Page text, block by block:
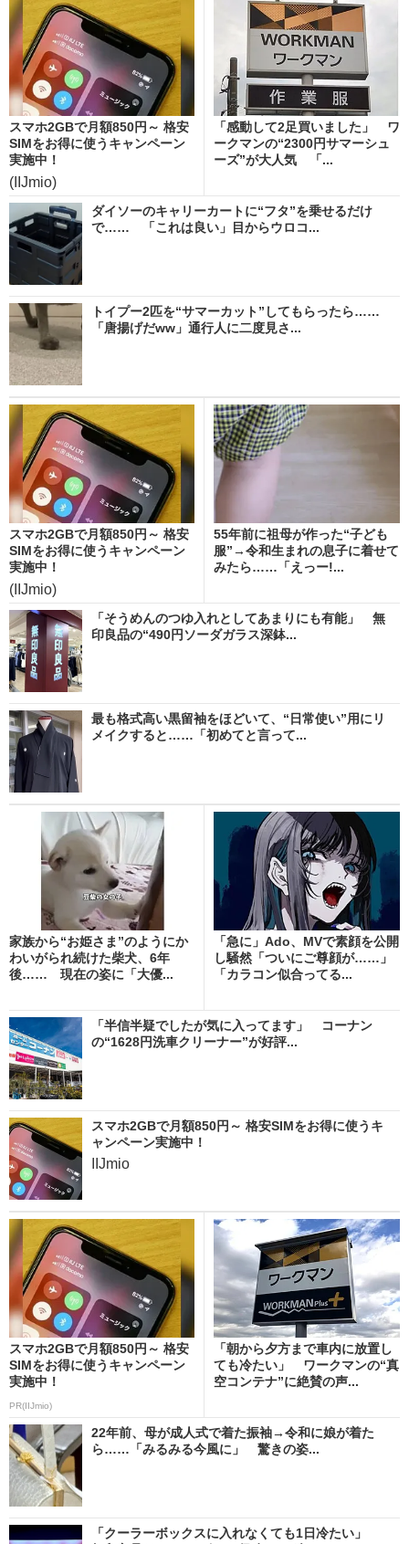
スマホ2GBで月額850円～ 格安
SIMをお得に使うキャンペーン
実施中！
(IIJmio)
「感動して2足買いました」 ワ
ークマンの“2300円サマーシュ
ーズ”が大人気 「...
ダイソーのキャリーカートに“フタ”を乗せるだけ
で…… 「これは良い」目からウロコ...
トイプー2匹を“サマーカット”してもらったら……
「唐揚げだww」通行人に二度見さ...
スマホ2GBで月額850円～ 格安
SIMをお得に使うキャンペーン
実施中！
(IIJmio)
55年前に祖母が作った“子ども
服”→令和生まれの息子に着せて
みたら……「えっー!...
「そうめんのつゆ入れとしてあまりにも有能」 無
印良品の“490円ソーダガラス深鉢...
最も格式高い黒留袖をほどいて、“日常使い”用にリ
メイクすると……「初めてと言って...
家族から“お姫さま”のようにか
わいがられ続けた柴犬、6年
後…… 現在の姿に「大優...
「急に」Ado、MVで素顔を公開
し騒然「ついにご尊顔が……」
「カラコン似合ってる...
「半信半疑でしたが気に入ってます」 コーナン
の“1628円洗車クリーナー”が好評...
スマホ2GBで月額850円～ 格安SIMをお得に使うキ
ャンペーン実施中！
IIJmio
スマホ2GBで月額850円～ 格安
SIMをお得に使うキャンペーン
実施中！
PR(IIJmio)
「朝から夕方まで車内に放置し
ても冷たい」 ワークマンの“真
空コンテナ”に絶賛の声...
22年前、母が成人式で着た振袖→令和に娘が着た
ら……「みるみる今風に」 驚きの姿...
「クーラーボックスに入れなくても1日冷たい」